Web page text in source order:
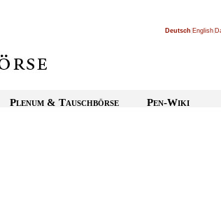
Deutsch English
Plenum & Tauschbörse Pen-Wiki